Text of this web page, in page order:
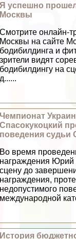
Я успешно
Москвы
Смотрите онлайн-
Москвы на сайте
бодибилдинга и
зрители видят
бодибилдингу на
д......
Чемпионат
Спасокукоцкий
поведения судьи
Во время
награждения Юрий
сцену до
награждения,
недопустимого
международной
История